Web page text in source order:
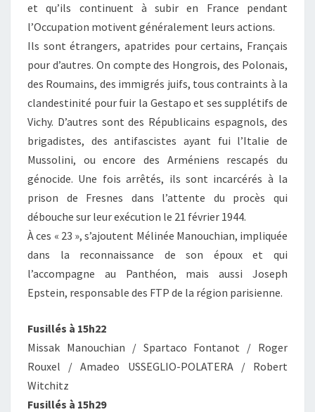
et qu’ils continuent à subir en France pendant
l’Occupation motivent généralement leurs actions.
Ils sont étrangers, apatrides pour certains, Français
pour d’autres. On compte des Hongrois, des Polonais,
des Roumains, des immigrés juifs, tous contraints à la
clandestinité pour fuir la Gestapo et ses supplétifs de
Vichy. D’autres sont des Républicains espagnols, des
brigadistes, des antifascistes ayant fui l’Italie de
Mussolini, ou encore des Arméniens rescapés du
génocide. Une fois arrêtés, ils sont incarcérés à la
prison de Fresnes dans l’attente du procès qui
débouche sur leur exécution le 21 février 1944.
À ces « 23 », s’ajoutent Mélinée Manouchian, impliquée
dans la reconnaissance de son époux et qui
l’accompagne au Panthéon, mais aussi Joseph
Epstein, responsable des FTP de la région parisienne.
Fusillés à 15h22
Missak Manouchian / Spartaco Fontanot / Roger
Rouxel / Amadeo USSEGLIO-POLATERA / Robert
Witchitz
Fusillés à 15h29